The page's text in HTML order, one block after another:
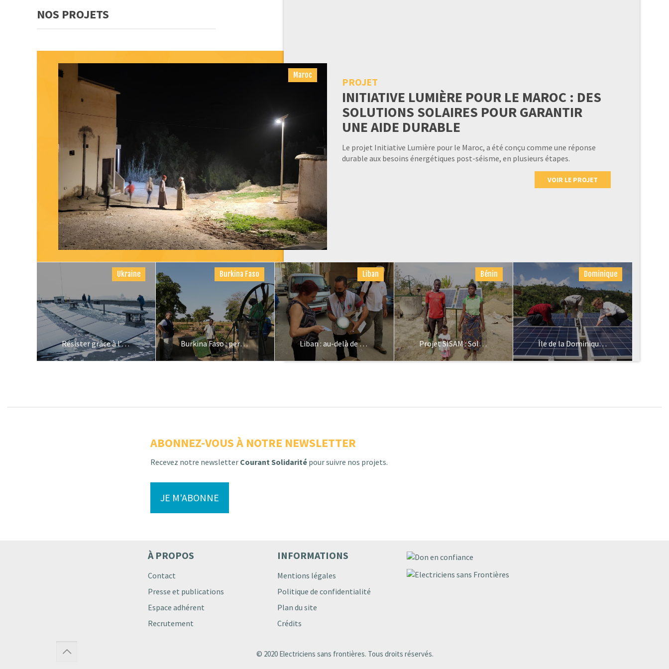
NOS PROJETS
Maroc
PROJET
INITIATIVE LUMIÈRE POUR LE MAROC : DES
SOLUTIONS SOLAIRES POUR GARANTIR
UNE AIDE DURABLE
Le projet Initiative Lumière pour le Maroc, a été conçu comme une réponse
durable aux besoins énergétiques post-séisme, en plusieurs étapes.
VOIR LE PROJET
Ukraine
Résister grâce à l’électricité : des installations hybrides en Ukraine
Burkina Faso
Burkina Faso : permettre l’autosuffisance du Lycée Saint Robert Bellarmin
Liban
Liban : au-delà de l’urgence
Bénin
Projet SISAM : Solution d’Irrigation Solaire Améliorée
Dominique
Île de la Dominique : de l’urgence à la résilience
ABONNEZ-VOUS À NOTRE NEWSLETTER
Recevez notre newsletter Courant Solidarité pour suivre nos projets.
JE M'ABONNE
À PROPOS
Contact
Presse et publications
Espace adhérent
Recrutement
INFORMATIONS
Mentions légales
Politique de confidentialité
Plan du site
Crédits
© 2020 Electriciens sans frontières. Tous droits réservés.